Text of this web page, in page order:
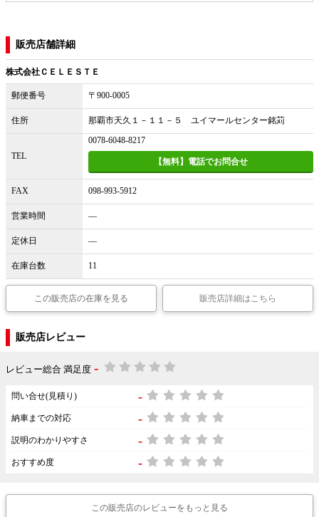
販売店舗詳細
株式会社ＣＥＬＥＳＴＥ
郵便番号 〒900-0005
住所 那覇市天久１－１１－５ ユイマールセンター銘苅
TEL
0078-6048-8217
【無料】電話でお問合せ
FAX 098-993-5912
営業時間 ―
定休日 ―
在庫台数 11
この販売店の在庫を見る 販売店詳細はこちら
販売店レビュー
レビュー総合 満足度 -
問い合せ(見積り) -
納車までの対応 -
説明のわかりやすさ -
おすすめ度 -
この販売店のレビューをもっと見る